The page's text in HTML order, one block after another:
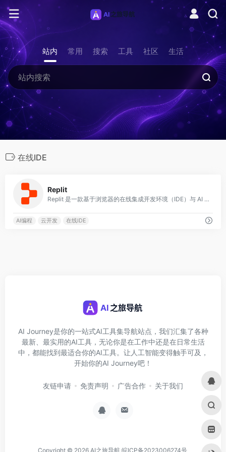
站内 常用 搜索 工具 社区 生活
在线IDE
Replit
Replit 是一款基于浏览器的在线集成开发环境（IDE）与 AI 编程平台，由 Amjad Masad 于 2016 年创立。
AI编程 云开发 在线IDE
AI Journey是你的一站式AI工具集导航站点，我们汇集了各种
最新、最实用的AI工具，无论你是在工作中还是在日常生活
中，都能找到最适合你的AI工具。让人工智能变得触手可及，
开始你的AI Journey吧！
友链申请 免责声明 广告合作 关于我们
Copyright © 2026 AI之旅导航 皖ICP备2023006274号